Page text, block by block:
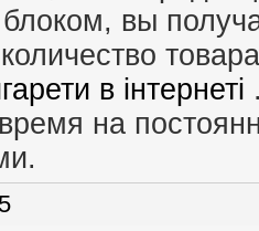
блоком, вы
в інтернеті
на